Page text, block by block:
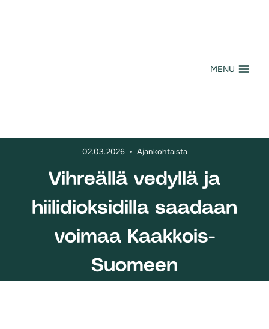
MENU
02.03.2026 Ajankohtaista
Vihreällä vedyllä ja
hiilidioksidilla saadaan
voimaa Kaakkois-
Suomeen